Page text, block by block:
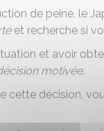
de peine, le
et recherche si
et avoir
motivée.
cette décision,